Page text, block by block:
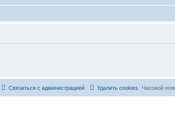
Часовой
Удалить cookies
Связаться с администрацией